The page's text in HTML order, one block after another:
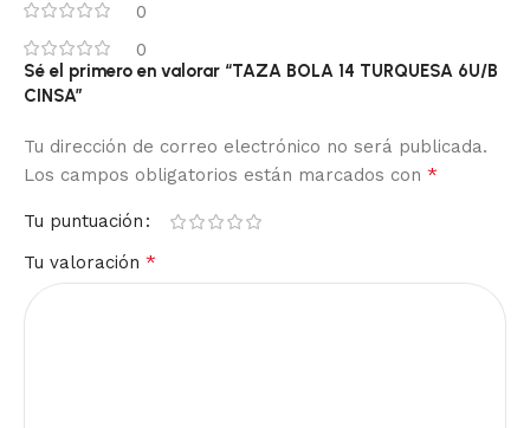
0
0
Sé el primero en valorar “TAZA BOLA 14 TURQUESA 6U/B
CINSA”
Tu dirección de correo electrónico no será publicada.
Los campos obligatorios están marcados con *
Tu puntuación
Tu valoración *